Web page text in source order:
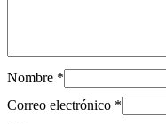
Nombre *
Correo electrónico *